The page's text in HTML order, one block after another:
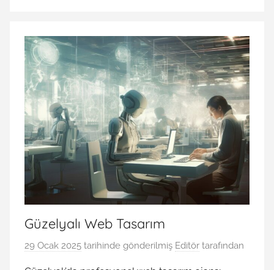
Güzelyalı Web Tasarım
29 Ocak 2025 tarihinde gönderilmiş Editör tarafından